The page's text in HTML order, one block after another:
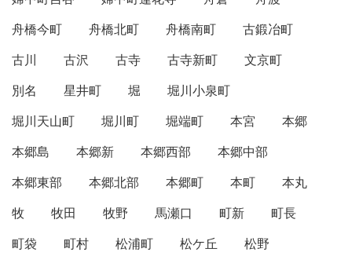
舟橋今町
舟橋北町 舟橋南町
古鍛冶町
古川
古沢 古寺 古寺新町
文京町
別名
星井町 堀
堀川小泉町
堀川天山町
堀川町 堀端町 本宮
本郷
本郷島
本郷新 本郷西部
本郷中部
本郷東部
本郷北部 本郷町 本町
本丸
牧
牧田 牧野 馬瀬口 町新
町長
町袋
町村 松浦町 松ケ丘
松野